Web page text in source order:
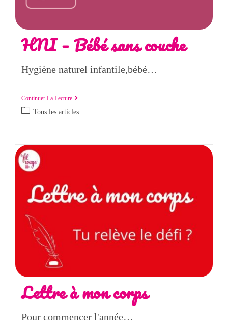
HNI – Bébé sans couche
Hygiène naturel infantile,bébé…
Continuer La Lecture
Tous les articles
Lettre à mon corps
Pour commencer l'année…